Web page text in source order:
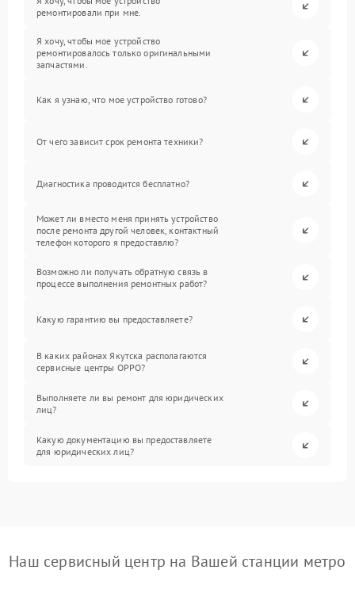
ремонтировали при мне.
Я хочу, чтобы мое устройство
ремонтировалось только оригинальными
запчастями.
Как я узнаю, что мое устройство готово?
От чего зависит срок ремонта техники?
Диагностика проводится бесплатно?
Может ли вместо меня принять устройство
после ремонта другой человек, контактный
телефон которого я предоставлю?
Возможно ли получать обратную связь в
процессе выполнения ремонтных работ?
Какую гарантию вы предоставляете?
В каких районах Якутска располагаются
сервисные центры OPPO?
Выполняете ли вы ремонт для юридических
лиц?
Какую документацию вы предоставляете
для юридических лиц?
Наш сервисный центр на Вашей станции метро